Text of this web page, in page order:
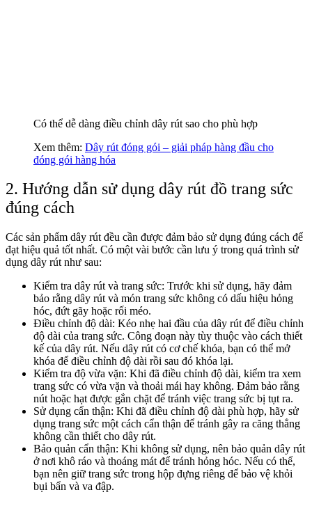
Có thể dễ dàng điều chỉnh dây rút sao cho phù hợp
Xem thêm: Dây rút đóng gói – giải pháp hàng đầu cho
đóng gói hàng hóa
2. Hướng dẫn sử dụng dây rút đồ trang sức
đúng cách
Các sản phẩm dây rút đều cần được đảm bảo sử dụng đúng cách để
đạt hiệu quả tốt nhất. Có một vài bước cần lưu ý trong quá trình sử
dụng dây rút như sau:
Kiểm tra dây rút và trang sức: Trước khi sử dụng, hãy đảm
bảo rằng dây rút và món trang sức không có dấu hiệu hỏng
hóc, đứt gãy hoặc rối méo.
Điều chỉnh độ dài: Kéo nhẹ hai đầu của dây rút để điều chỉnh
độ dài của trang sức. Công đoạn này tùy thuộc vào cách thiết
kế của dây rút. Nếu dây rút có cơ chế khóa, bạn có thể mở
khóa để điều chỉnh độ dài rồi sau đó khóa lại.
Kiểm tra độ vừa vặn: Khi đã điều chỉnh độ dài, kiểm tra xem
trang sức có vừa vặn và thoải mái hay không. Đảm bảo rằng
nút hoặc hạt được gắn chặt để tránh việc trang sức bị tụt ra.
Sử dụng cẩn thận: Khi đã điều chỉnh độ dài phù hợp, hãy sử
dụng trang sức một cách cẩn thận để tránh gây ra căng thẳng
không cần thiết cho dây rút.
Bảo quản cẩn thận: Khi không sử dụng, nên bảo quản dây rút
ở nơi khô ráo và thoáng mát để tránh hỏng hóc. Nếu có thể,
bạn nên giữ trang sức trong hộp đựng riêng để bảo vệ khỏi
bụi bẩn và va đập.